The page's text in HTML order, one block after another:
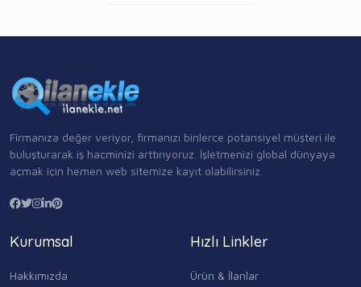
Firmanıza değer veriyor, firmanızı binlerce potansiyel müşteri ile
buluşturarak iş hacminizi arttırıyoruz. İşletmenizi global dünyaya
açmak için hemen web sitemize kayıt olabilirsiniz.
Kurumsal
Hakkımızda
Hızlı Linkler
Ürün & İlanlar